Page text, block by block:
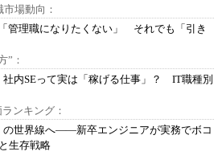
場動向：
管理職になりたくない」 それでも「引き
”：
社内SEって実は「稼げる仕事」？ IT職種別
ンキング：
の世界線へ――新卒エンジニアが実務でボコ
生存戦略